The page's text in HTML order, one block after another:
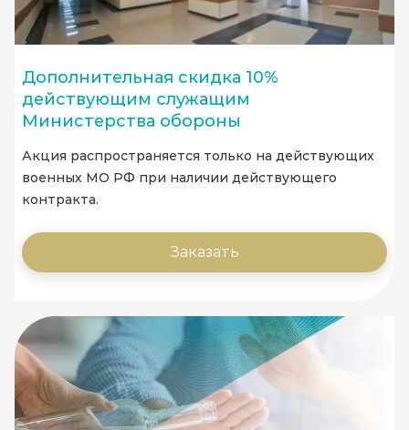
Дополнительная скидка 10%
действующим служащим
Министерства обороны
Акция распространяется только на действующих
военных МО РФ при наличии действующего
контракта.
Заказать